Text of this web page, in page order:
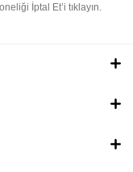
İptal Et’i tıklayın.